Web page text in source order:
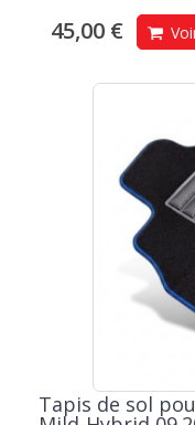
45,00 €
Tapis de sol